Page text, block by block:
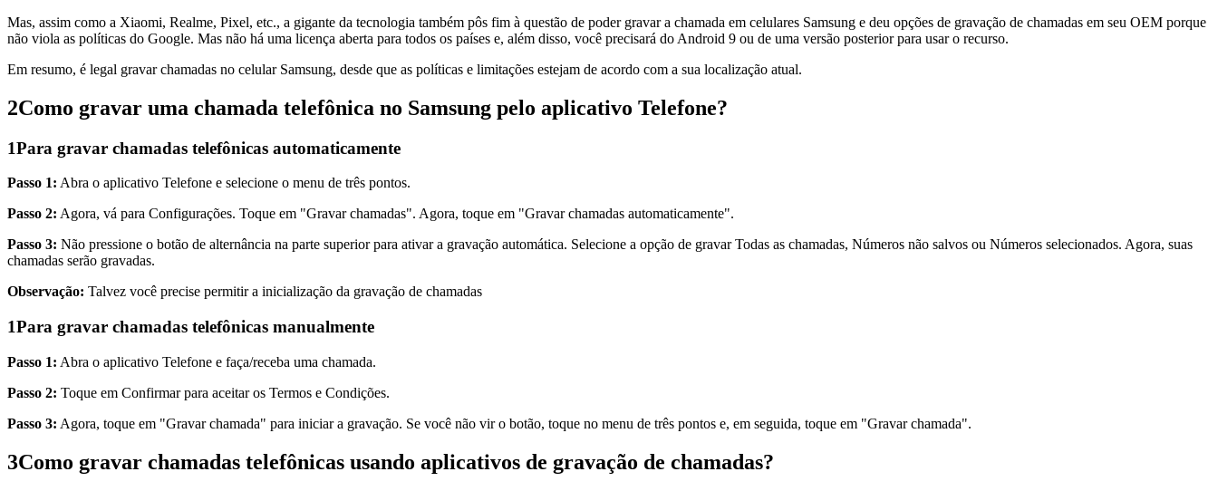
Mas, assim como a Xiaomi, Realme, Pixel, etc., a gigante da tecnologia também pôs fim à questão de poder gravar a chamada em celulares Samsung e deu opções de gravação de chamadas em seu OEM porque
não viola as políticas do Google. Mas não há uma licença aberta para todos os países e, além disso, você precisará do Android 9 ou de uma versão posterior para usar o recurso.
Em resumo, é legal gravar chamadas no celular Samsung, desde que as políticas e limitações estejam de acordo com a sua localização atual.
2Como gravar uma chamada telefônica no Samsung pelo aplicativo Telefone?
1Para gravar chamadas telefônicas automaticamente
Passo 1: Abra o aplicativo Telefone e selecione o menu de três pontos.
Passo 2: Agora, vá para Configurações. Toque em "Gravar chamadas". Agora, toque em "Gravar chamadas automaticamente".
Passo 3: Não pressione o botão de alternância na parte superior para ativar a gravação automática. Selecione a opção de gravar Todas as chamadas, Números não salvos ou Números selecionados. Agora, suas
chamadas serão gravadas.
Observação: Talvez você precise permitir a inicialização da gravação de chamadas
1Para gravar chamadas telefônicas manualmente
Passo 1: Abra o aplicativo Telefone e faça/receba uma chamada.
Passo 2: Toque em Confirmar para aceitar os Termos e Condições.
Passo 3: Agora, toque em "Gravar chamada" para iniciar a gravação. Se você não vir o botão, toque no menu de três pontos e, em seguida, toque em "Gravar chamada".
3Como gravar chamadas telefônicas usando aplicativos de gravação de chamadas?